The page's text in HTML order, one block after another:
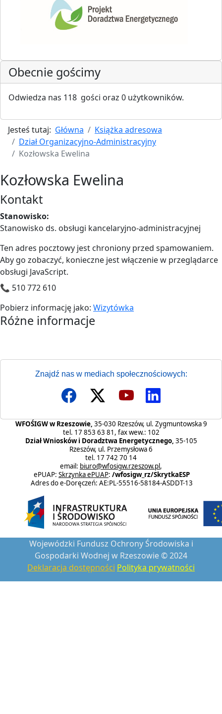
Obecnie gościmy
Odwiedza nas 118 gości oraz 0 użytkowników.
Jesteś tutaj: Główna
Książka adresowa
Dział Organizacyjno-Administracyjny
Kozłowska Ewelina
Kozłowska Ewelina
Kontakt
Stanowisko:
Stanowisko ds. obsługi kancelaryjno-administracyjnej
Ten adres pocztowy jest chroniony przed spamowaniem.
Aby go zobaczyć, konieczne jest włączenie w przeglądarce
obsługi JavaScript.
📞 510 772 610
Pobierz informację jako: Wizytówka
Różne informacje
Znajdź nas w mediach społecznościowych:
WFOŚIGW w Rzeszowie, 35-030 Rzeszów, ul. Zygmuntowska 9
tel. 17 853 63 81, fax wew.: 102
Dział Wniosków i Doradztwa Energetycznego, 35-105
Rzeszów, ul. Przemysłowa 6
tel. 17 742 70 14
email: biuro@wfosigw.rzeszow.pl,
ePUAP: Skrzynka ePUAP: /wfosigw_rz/SkrytkaESP
Adres do e-Doręczeń: AE:PL-55516-58184-ASDDT-13
Wojewódzki Fundusz Ochrony Środowiska i
Gospodarki Wodnej w Rzeszowie © 2024
Deklaracja dostępności Polityka prywatności